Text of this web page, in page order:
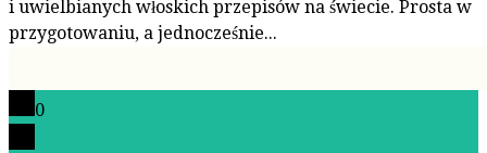
i uwielbianych włoskich przepisów na świecie. Prosta w
przygotowaniu, a jednocześnie...
0